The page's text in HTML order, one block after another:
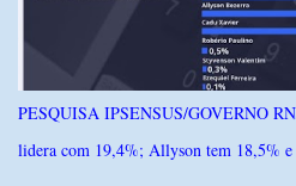
PESQUISA IPSENSUS/GOVERNO
lidera com 19,4%; Allyson tem 18,5% e